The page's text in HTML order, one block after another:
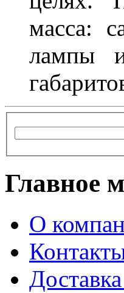
масса:
лампы
Главное
О